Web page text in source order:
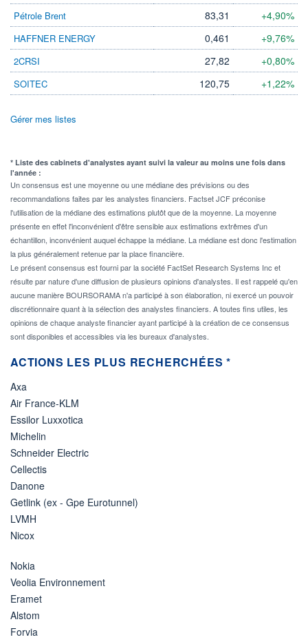
Pétrole Brent 83,31 +4,90%
HAFFNER ENERGY 0,461 +9,76%
2CRSI 27,82 +0,80%
SOITEC 120,75 +1,22%
Gérer mes listes
* Liste des cabinets d'analystes ayant suivi la valeur au moins une fois dans
l'année :
Un consensus est une moyenne ou une médiane des prévisions ou des
recommandations faites par les analystes financiers. Factset JCF préconise
l'utilisation de la médiane des estimations plutôt que de la moyenne. La moyenne
présente en effet l'inconvénient d'être sensible aux estimations extrêmes d'un
échantillon, inconvénient auquel échappe la médiane. La médiane est donc l'estimation
la plus généralement retenue par la place financière.
Le présent consensus est fourni par la société FactSet Research Systems Inc et
résulte par nature d'une diffusion de plusieurs opinions d'analystes. Il est rappelé qu'en
aucune manière BOURSORAMA n'a participé à son élaboration, ni exercé un pouvoir
discrétionnaire quant à la sélection des analystes financiers. A toutes fins utiles, les
opinions de chaque analyste financier ayant participé à la création de ce consensus
sont disponibles et accessibles via les bureaux d'analystes.
ACTIONS LES PLUS RECHERCHÉES *
Axa
Air France-KLM
Essilor Luxxotica
Michelin
Schneider Electric
Cellectis
Danone
Getlink (ex - Gpe Eurotunnel)
LVMH
Nicox
Nokia
Veolia Environnement
Eramet
Alstom
Forvia